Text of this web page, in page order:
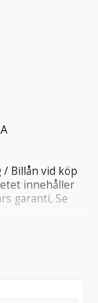
/ Billån vid köp
innehåller
garanti, Se
&